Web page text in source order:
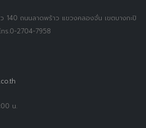
140 ถนนลาดพร้าว แขวงคลองจั่น เขตบางกะปิ
ร.0-2704-7958
น.